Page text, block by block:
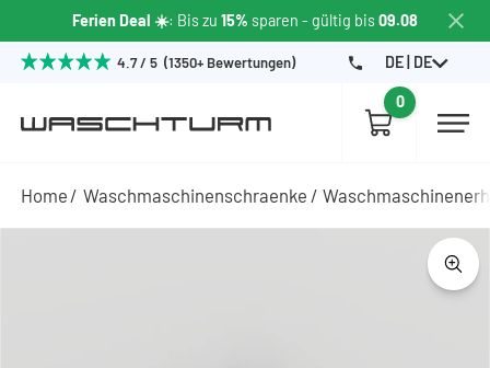
Ferien Deal ☀️: Bis zu 15% sparen - gültig bis09.08
4.7 / 5 (1350+ Bewertungen) DE | DE
0
Home Waschmaschinenschraenke